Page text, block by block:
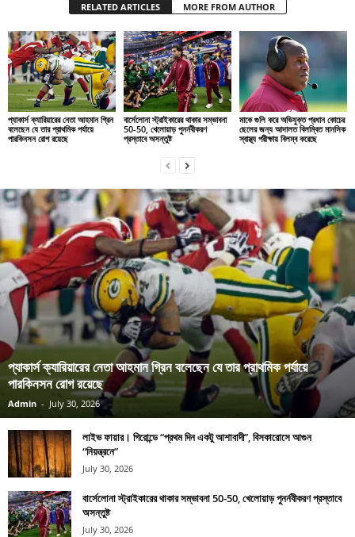
RELATED ARTICLES MORE FROM AUTHOR
প্যাকার্স ক্যারিয়ারের নেতা আহমান গ্রিন
বলেছেন যে তার প্রাথমিক পর্যায়ে
পারকিনসন রোগ রয়েছে
বার্সেলোনা স্ট্রাইকারের থাকার সম্ভাবনা
50-50, খেলোয়াড় পুনর্নবীকরণ
প্রস্তাবে অসন্তুষ্ট
মাকে গুলি করে অভিযুক্ত প্রধান কোচের
ছেলের জন্য আদালত বিলম্বিত মানসিক
স্বাস্থ্য পরীক্ষায় বিলম্ব করেছে
প্যাকার্স ক্যারিয়ারের নেতা আহমান গ্রিন বলেছেন যে তার প্রাথমিক পর্যায়ে
পারকিনসন রোগ রয়েছে
Admin - July 30, 2026
লাইভ ফায়ার। গিরোন্ডে “প্রথম দিন একটু আশাবাদী”, বিসকারোসে আগুন
“নিয়ন্ত্রনে”
July 30, 2026
বার্সেলোনা স্ট্রাইকারের থাকার সম্ভাবনা 50-50, খেলোয়াড় পুনর্নবীকরণ প্রস্তাবে
অসন্তুষ্ট
July 30, 2026